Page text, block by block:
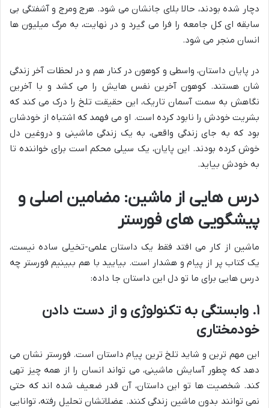
دچار شده بودند، حالا بلای جانشان می شود. هرج ومرج و آشفتگی بی
سابقه ای کل جامعه را فرا می گیرد و در نهایت، به مرگ میلیون ها
انسان منجر می شود.
در پایان داستان، واسطی و کوهون در کنار هم و در لحظات آخر زندگی
شان هستند. کوهون آخرین نفس هایش را می کشد و با آخرین
نگاهش به سمت آسمان تاریک، این حقیقت تلخ را درک می کند که
بشریت خودش را نابود کرده است. او می فهمد که اشتباه از خودشان
بود که به جای زندگی واقعی، به یک زندگی ماشینی و دروغین دل
خوش کرده بودند. این پایان، یک سیلی محکم است برای خواننده تا
به خودش بیاید.
درس هایی از ماشین: مضامین اصلی و
پیشگویی های فورستر
ماشین از کار می افتد فقط یک داستان علمی-تخیلی ساده نیست،
یک کتاب پر از پیام و هشدار است. بیایید با هم ببینیم فورستر چه
درس هایی برای ما تو دل این داستان جا داده:
۱. وابستگی به تکنولوژی و از دست دادن
خودمختاری
این مهم ترین و شاید تلخ ترین پیام داستان است. فورستر نشان می
دهد که چطور آسایش ماشینی، می تواند انسان را از همه چیز تهی
کند. شخصیت ها تو این داستان، آن قدر ضعیف شده اند که حتی
نمی توانند بدون ماشین زندگی کنند. عضلاتشان تحلیل رفته، توانایی